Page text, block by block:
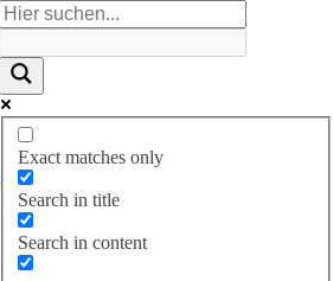
Exact matches only
Search in title
Search in content